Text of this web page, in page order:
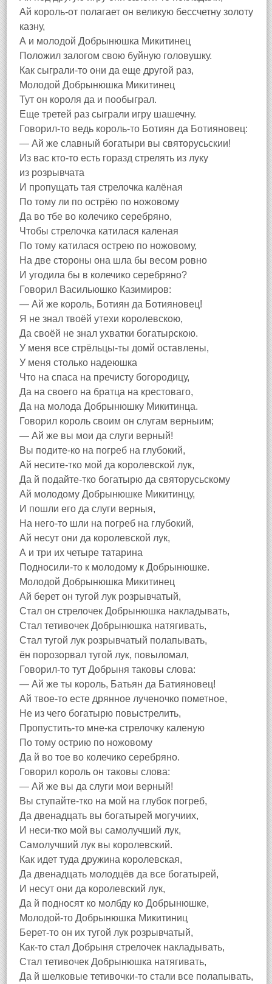
Ай король-от полагает он великую бессчетну золоту
казну,
А и молодой Добрынюшка Микитинец
Положил залогом свою буйную головушку.
Как сыграли-то они да еще другой раз,
Молодой Добрынюшка Микитинец
Тут он короля да и пообыграл.
Еще третей раз сыграли игру шашечну.
Говорил-то ведь король-то Ботиян да Ботияновец:
— Ай же славный богатыри вы святорусьскии!
Из вас кто-то есть горазд стрелять из луку
из розрывчата
И пропущать тая стрелочка калёная
По тому ли по острёю по ножовому
Да во тбе во колечико серебряно,
Чтобы стрелочка катилася каленая
По тому катилася острею по ножовому,
На две стороны она шла бы весом ровно
И угодила бы в колечико серебряно?
Говорил Васильюшко Казимиров:
— Ай же король, Ботиян да Ботияновец!
Я не знал твоёй утехи королевскою,
Да своёй не знал ухватки богатырскою.
У меня все стрёльцы-ты домй оставлены,
У меня столько надеюшка
Что на спаса на пречисту богородицу,
Да на своего на братца на крестоваго,
Да на молода Добрынюшку Микитинца.
Говорил король своим он слугам верныим;
— Ай же вы мои да слуги верный!
Вы подите-ко на погреб на глубокий,
Ай несите-тко мой да королевской лук,
Да й подайте-тко богатырю да святорусьскому
Ай молодому Добрынюшке Микитинцу,
И пошли его да слуги верныя,
На него-то шли на погреб на глубокий,
Ай несут они да королевской лук,
А и три их четыре татарина
Подносили-то к молодому к Добрынюшке.
Молодой Добрынюшка Микитинец
Ай берет он тугой лук розрывчатый,
Стал он стрелочек Добрынюшка накладывать,
Стал тетивочек Добрынюшка натягивать,
Стал тугой лук розрывчатый полапывать,
ён порозорвал тугой лук, повыломал,
Говорил-то тут Добрыня таковы слова:
— Ай же ты король, Батьян да Батияновец!
Ай твое-то есте дрянное лученочко пометное,
Не из чего богатырю повыстрелить,
Пропустить-то мне-ка стрелочку каленую
По тому острию по ножовому
Да й во тое во колечико серебряно.
Говорил король он таковы слова:
— Ай же вы да слуги мои верный!
Вы ступайте-тко на мой на глубок погреб,
Да двенадцать вы богатырей могучиих,
И неси-тко мой вы самолучший лук,
Самолучший лук вы королевский.
Как идет туда дружина королевская,
Да двенадцать молодцёв да все богатырей,
И несут они да королевский лук,
Да й подносят ко молбду ко Добрынюшке,
Молодой-то Добрынюшка Микитиниц
Берет-то он их тугой лук розрывчатый,
Как-то стал Добрыня стрелочек накладывать,
Стал тетивочек Добрынюшка натягивать,
Да й шелковые тетивочки-то стали все полапывать,